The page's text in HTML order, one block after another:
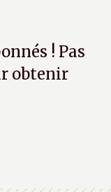
! Pas
obtenir